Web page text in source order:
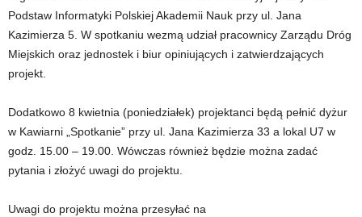
Podstaw Informatyki Polskiej Akademii Nauk przy ul. Jana
Kazimierza 5. W spotkaniu wezmą udział pracownicy Zarządu Dróg
Miejskich oraz jednostek i biur opiniujących i zatwierdzających
projekt.
Dodatkowo 8 kwietnia (poniedziałek) projektanci będą pełnić dyżur
w Kawiarni „Spotkanie” przy ul. Jana Kazimierza 33 a lokal U7 w
godz. 15.00 – 19.00. Wówczas również będzie można zadać
pytania i złożyć uwagi do projektu.
Uwagi do projektu można przesyłać na